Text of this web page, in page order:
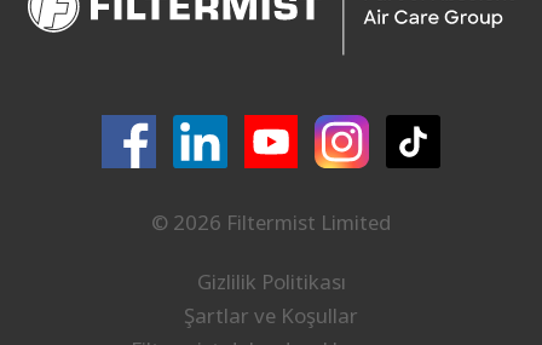
© 2026 Filtermist Limited
Gizlilik Politikası
Şartlar ve Koşullar